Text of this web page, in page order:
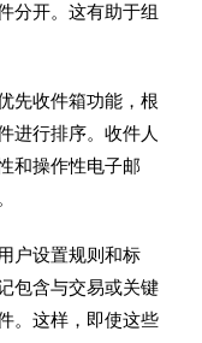
分开。这有助于组
先收件箱功能，根
进行排序。收件人
和操作性电子邮
户设置规则和标
包含与交易或关键
。这样，即使这些